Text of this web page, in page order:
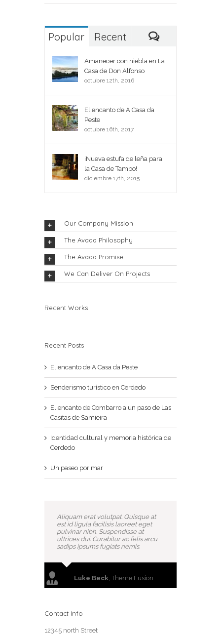
Popular
Recent
Amanecer con niebla en La
Casa de Don Alfonso
octubre 12th, 2016
El encanto de A Casa da
Peste
octubre 16th, 2017
¡Nueva estufa de leña para
la Casa de Tambo!
diciembre 17th, 2015
Our Company Mission
The Avada Philosophy
The Avada Promise
We Can Deliver On Projects
Recent Works
Recent Posts
El encanto de A Casa da Peste
Senderismo turístico en Cerdedo
El encanto de Combarro a un paso de Las
Casitas de Samieira
Identidad cultural y memoria histórica de
Cerdedo
Un paseo por mar
Aliquam erat volutpat. Quisque at
est id ligula facilisis laoreet eget
pulvinar nibh. Suspendisse at
ultrices dui. Curabitur ac felis arcu
sadips ipsums fugiats nemis.
Luke Beck, Theme Fusion
Contact Info
12345 north Street